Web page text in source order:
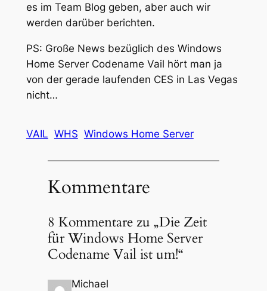
es im Team Blog geben, aber auch wir
werden darüber berichten.
PS: Große News bezüglich des Windows
Home Server Codename Vail hört man ja
von der gerade laufenden CES in Las Vegas
nicht…
VAIL WHS Windows Home Server
Kommentare
8 Kommentare zu „Die Zeit
für Windows Home Server
Codename Vail ist um!“
Michael